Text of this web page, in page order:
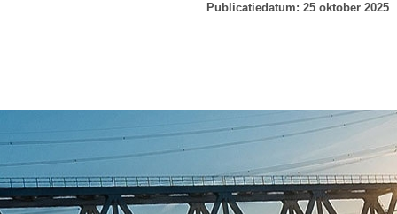
Publicatiedatum: 25 oktober 2025